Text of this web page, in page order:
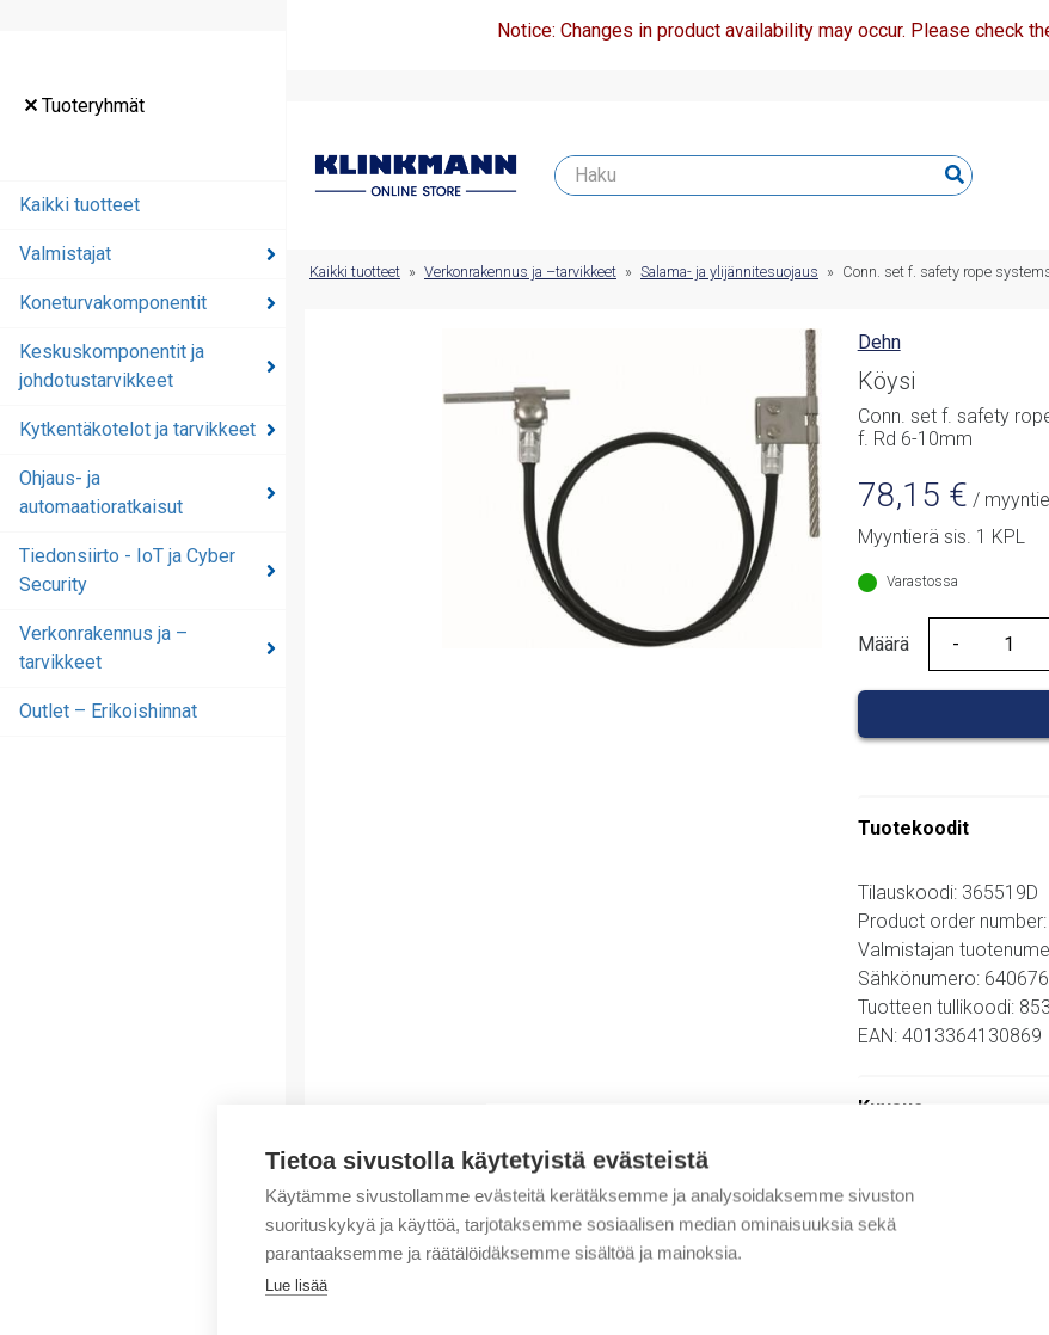
Tietoa sivustolla käytetyistä evästeistä
Käytämme sivustollamme evästeitä kerätäksemme ja analysoidaksemme sivuston
suorituskykyä ja käyttöä, tarjotaksemme sosiaalisen median ominaisuuksia sekä
parantaaksemme ja räätälöidäksemme sisältöä ja mainoksia.
Lue lisää
Tuoteryhmät
Kaikki tuotteet
Valmistajat
Koneturvakomponentit
Keskuskomponentit ja
johdotustarvikkeet
Kytkentäkotelot ja tarvikkeet
Ohjaus- ja
automaatioratkaisut
Tiedonsiirto - IoT ja Cyber
Security
Verkonrakennus ja –
tarvikkeet
Outlet – Erikoishinnat
Notice: Changes in product availability may occur. Please check
Kaikki tuotteet » Verkonrakennus ja –tarvikkeet » Salama- ja ylijännitesuojaus » Conn. set f. safety rope
Dehn
Köysi
Conn. set f. safety
f. Rd 6-10mm
78,15 € /
Myyntierä sis. 1 KPL
Varastossa
Määrä
Määrä
Tuotekoodit
Tilauskoodi: 365519D
Product order
Valmistajan
Sähkönumero:
Tuotteen tullikoodi:
EAN: 4013364130869
Kuvaus
Liitteet